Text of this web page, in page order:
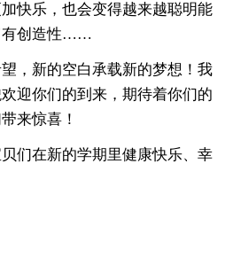
快乐，也会变得越来越聪明能
有创造性……
，新的空白承载新的梦想！我
迎你们的到来，期待着你们的
来惊喜！
们在新的学期里健康快乐、幸